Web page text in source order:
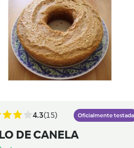
4.3(15) Oficialmente testada
DE CANELA